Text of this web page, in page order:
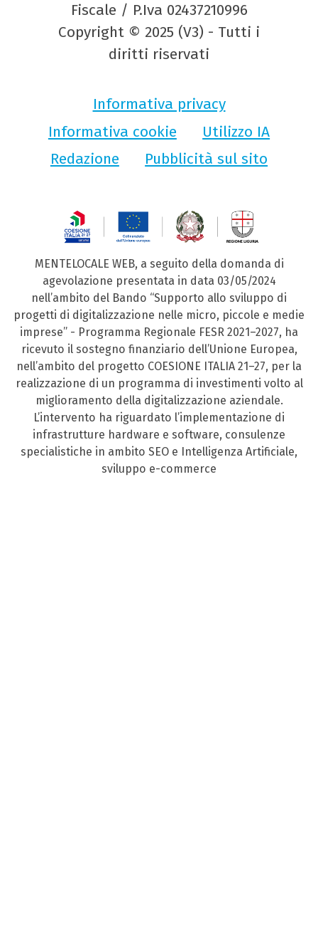
Fiscale / P.Iva 02437210996
Copyright © 2025 (V3) - Tutti i
diritti riservati
Informativa privacy
Informativa cookie
Utilizzo IA
Redazione
Pubblicità sul sito
MENTELOCALE WEB, a seguito della domanda di
agevolazione presentata in data 03/05/2024
nell’ambito del Bando “Supporto allo sviluppo di
progetti di digitalizzazione nelle micro, piccole e medie
imprese” - Programma Regionale FESR 2021–2027, ha
ricevuto il sostegno finanziario dell’Unione Europea,
nell’ambito del progetto COESIONE ITALIA 21–27, per la
realizzazione di un programma di investimenti volto al
miglioramento della digitalizzazione aziendale.
L’intervento ha riguardato l’implementazione di
infrastrutture hardware e software, consulenze
specialistiche in ambito SEO e Intelligenza Artificiale,
sviluppo e-commerce